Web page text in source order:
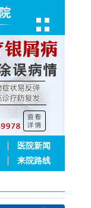
医院新闻
来院路线